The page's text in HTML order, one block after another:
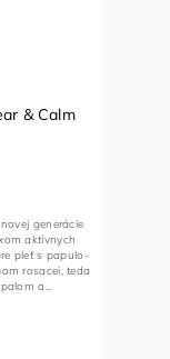
& Calm
generácie
aktívnych
pleť s papulo-
rosacei, teda
a...